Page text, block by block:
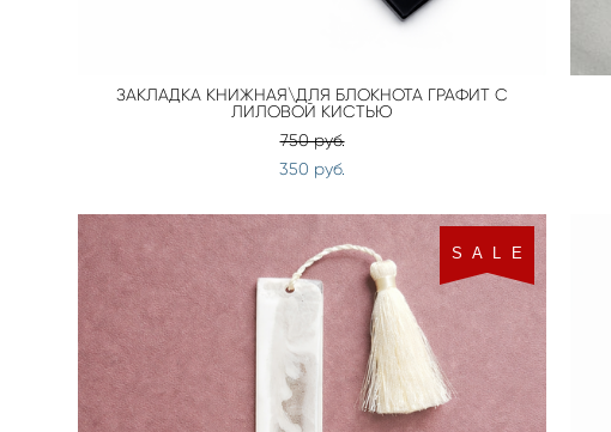
ЗАКЛАДКА КНИЖНАЯ\ДЛЯ БЛОКНОТА ГРАФИТ С
ЛИЛОВОЙ КИСТЬЮ
750 pуб.
350 pуб.
S A L E